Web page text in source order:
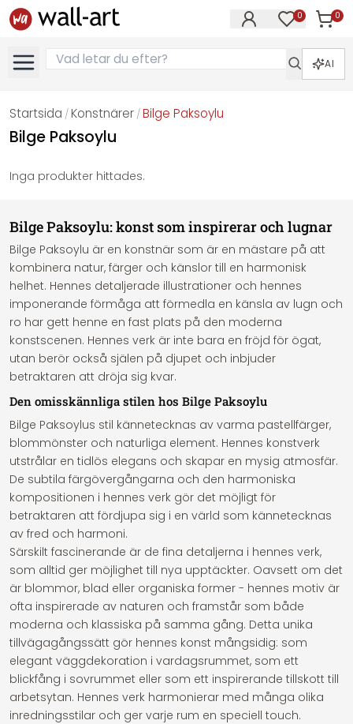
0 0
AI
Startsida / Konstnärer /Bilge Paksoylu
Bilge Paksoylu
Inga produkter hittades.
Bilge Paksoylu: konst som inspirerar och lugnar
Bilge Paksoylu är en konstnär som är en mästare på att
kombinera natur, färger och känslor till en harmonisk
helhet. Hennes detaljerade illustrationer och hennes
imponerande förmåga att förmedla en känsla av lugn och
ro har gett henne en fast plats på den moderna
konstscenen. Hennes verk är inte bara en fröjd för ögat,
utan berör också själen på djupet och inbjuder
betraktaren att dröja sig kvar.
Den omisskännliga stilen hos Bilge Paksoylu
Bilge Paksoylus stil kännetecknas av varma pastellfärger,
blommönster och naturliga element. Hennes konstverk
utstrålar en tidlös elegans och skapar en mysig atmosfär.
De subtila färgövergångarna och den harmoniska
kompositionen i hennes verk gör det möjligt för
betraktaren att fördjupa sig i en värld som kännetecknas
av fred och harmoni.
Särskilt fascinerande är de fina detaljerna i hennes verk,
som alltid ger möjlighet till nya upptäckter. Oavsett om det
är blommor, blad eller organiska former - hennes motiv är
ofta inspirerade av naturen och framstår som både
moderna och klassiska på samma gång. Detta unika
tillvägagångssätt gör hennes konst mångsidig: som
elegant väggdekoration i vardagsrummet, som ett
blickfång i sovrummet eller som ett inspirerande tillskott till
arbetsytan. Hennes verk harmonierar med många olika
inredningsstilar och ger varje rum en speciell touch.